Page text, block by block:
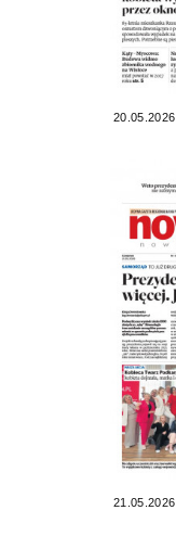
20.05.2026
21.05.2026